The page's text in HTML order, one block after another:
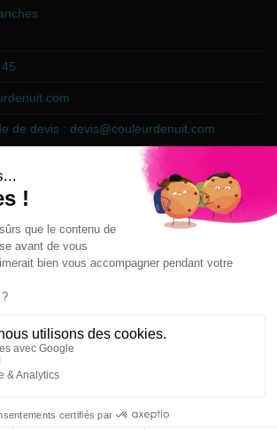
de devis : devis@couleurdenuit.com
par la Société des Avis Garantis,cliquez ici pour
à tout moment sur